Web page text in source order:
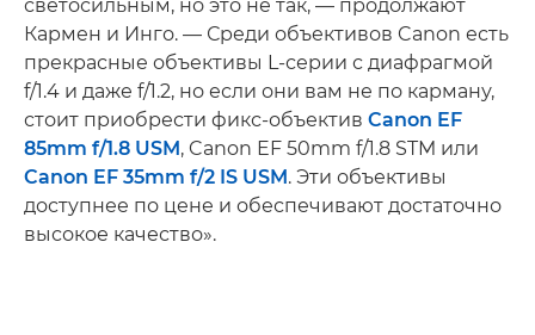
светосильным, но это не так, — продолжают
Кармен и Инго. — Среди объективов Canon есть
прекрасные объективы L-серии с диафрагмой
f/1.4 и даже f/1.2, но если они вам не по карману,
стоит приобрести фикс-объектив Canon EF
85mm f/1.8 USM, Canon EF 50mm f/1.8 STM или
Canon EF 35mm f/2 IS USM. Эти объективы
доступнее по цене и обеспечивают достаточно
высокое качество».